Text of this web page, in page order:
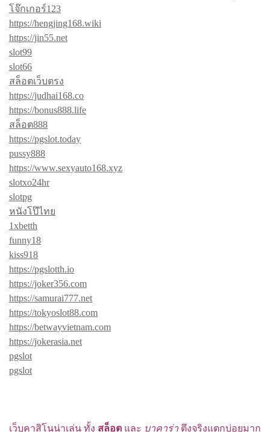
โจ๊กเกอร์123
https://hengjing168.wiki
https://jin55.net
slot99
slot66
สล็อตเว็บตรง
https://judhai168.co
https://bonus888.life
สล็อต888
https://pgslot.today
pussy888
https://www.sexyauto168.xyz
slotxo24hr
slotpg
หนังโป๊ไทย
1xbetth
funny18
kiss918
https://pgslotth.io
https://joker356.com
https://samurai777.net
https://tokyoslot88.com
https://betwayvietnam.com
https://jokerasia.net
pgslot
pgslot
เว็บคาสิโนน่าเล่น ทั้ง สล็อต และ บาคาร่า ตึงจริงแตกบ่อยมาก